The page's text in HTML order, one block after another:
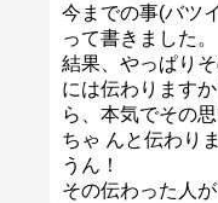
今までの事(バツ
って書きました。
結果、やっぱり
には伝わります
ら、本気でその
ちゃ んと伝わり
うん！
その伝わった人